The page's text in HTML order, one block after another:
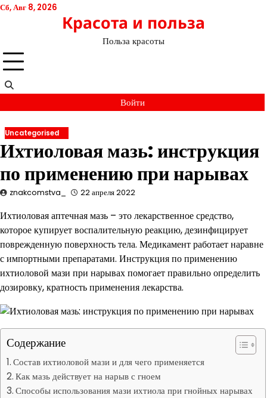
Перейти
Сб, Авг 8, 2026
Красота и польза
Польза красоты
Войти
Uncategorised
Ихтиоловая мазь: инструкция
по применению при нарывах
znakcomstva_ 22 апреля 2022
Ихтиоловая аптечная мазь – это лекарственное средство,
которое купирует воспалительную реакцию, дезинфицирует
поврежденную поверхность тела. Медикамент работает наравне
с импортными препаратами. Инструкция по применению
ихтиоловой мази при нарывах помогает правильно определить
дозировку, кратность применения лекарства.
Содержание
Состав ихтиоловой мази и для чего применяется
Как мазь действует на нарыв с гноем
Способы использования мази ихтиола при гнойных нарывах